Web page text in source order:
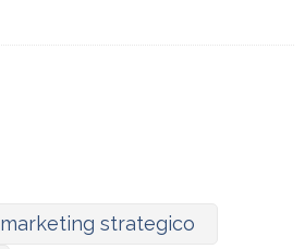
marketing strategico